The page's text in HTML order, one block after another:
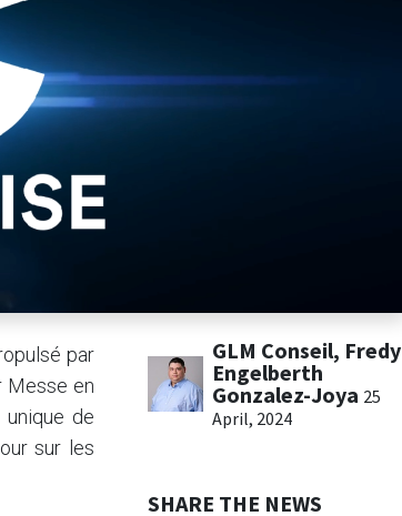
par
Messe en
de
sur les
GLM Conseil, Fredy
Engelberth
Gonzalez-Joya 25
April, 2024
SHARE THE NEWS